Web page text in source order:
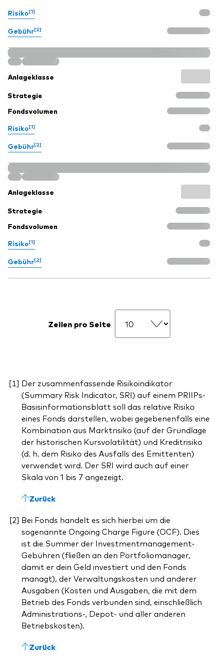
Risiko[1]
Gebühr[2]
Anlageklasse
Strategie
Fondsvolumen
Risiko[1]
Gebühr[2]
Anlageklasse
Strategie
Fondsvolumen
Risiko[1]
Gebühr[2]
Zeilen pro Seite
Der zusammenfassende Risikoindikator
(Summary Risk Indicator, SRI) auf einem PRIIPs-
Basisinformationsblatt soll das relative Risiko
eines Fonds darstellen, wobei gegebenenfalls eine
Kombination aus Marktrisiko (auf der Grundlage
der historischen Kursvolatilität) und Kreditrisiko
(d. h. dem Risiko des Ausfalls des Emittenten)
verwendet wird. Der SRI wird auch auf einer
Skala von 1 bis 7 angezeigt.
Zurück
Bei Fonds handelt es sich hierbei um die
sogenannte Ongoing Charge Figure (OCF). Dies
ist die Summer der Investmentmanagement-
Gebühren (fließen an den Portfoliomanager,
damit er dein Geld investiert und den Fonds
managt), der Verwaltungskosten und anderer
Ausgaben (Kosten und Ausgaben, die mit dem
Betrieb des Fonds verbunden sind, einschließlich
Administrations-, Depot- und aller anderen
Betriebskosten).
Zurück